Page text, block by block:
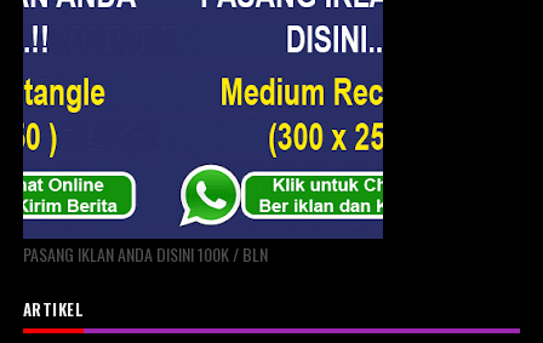
PASANG IKLAN ANDA DISINI 100K / BLN
ARTIKEL